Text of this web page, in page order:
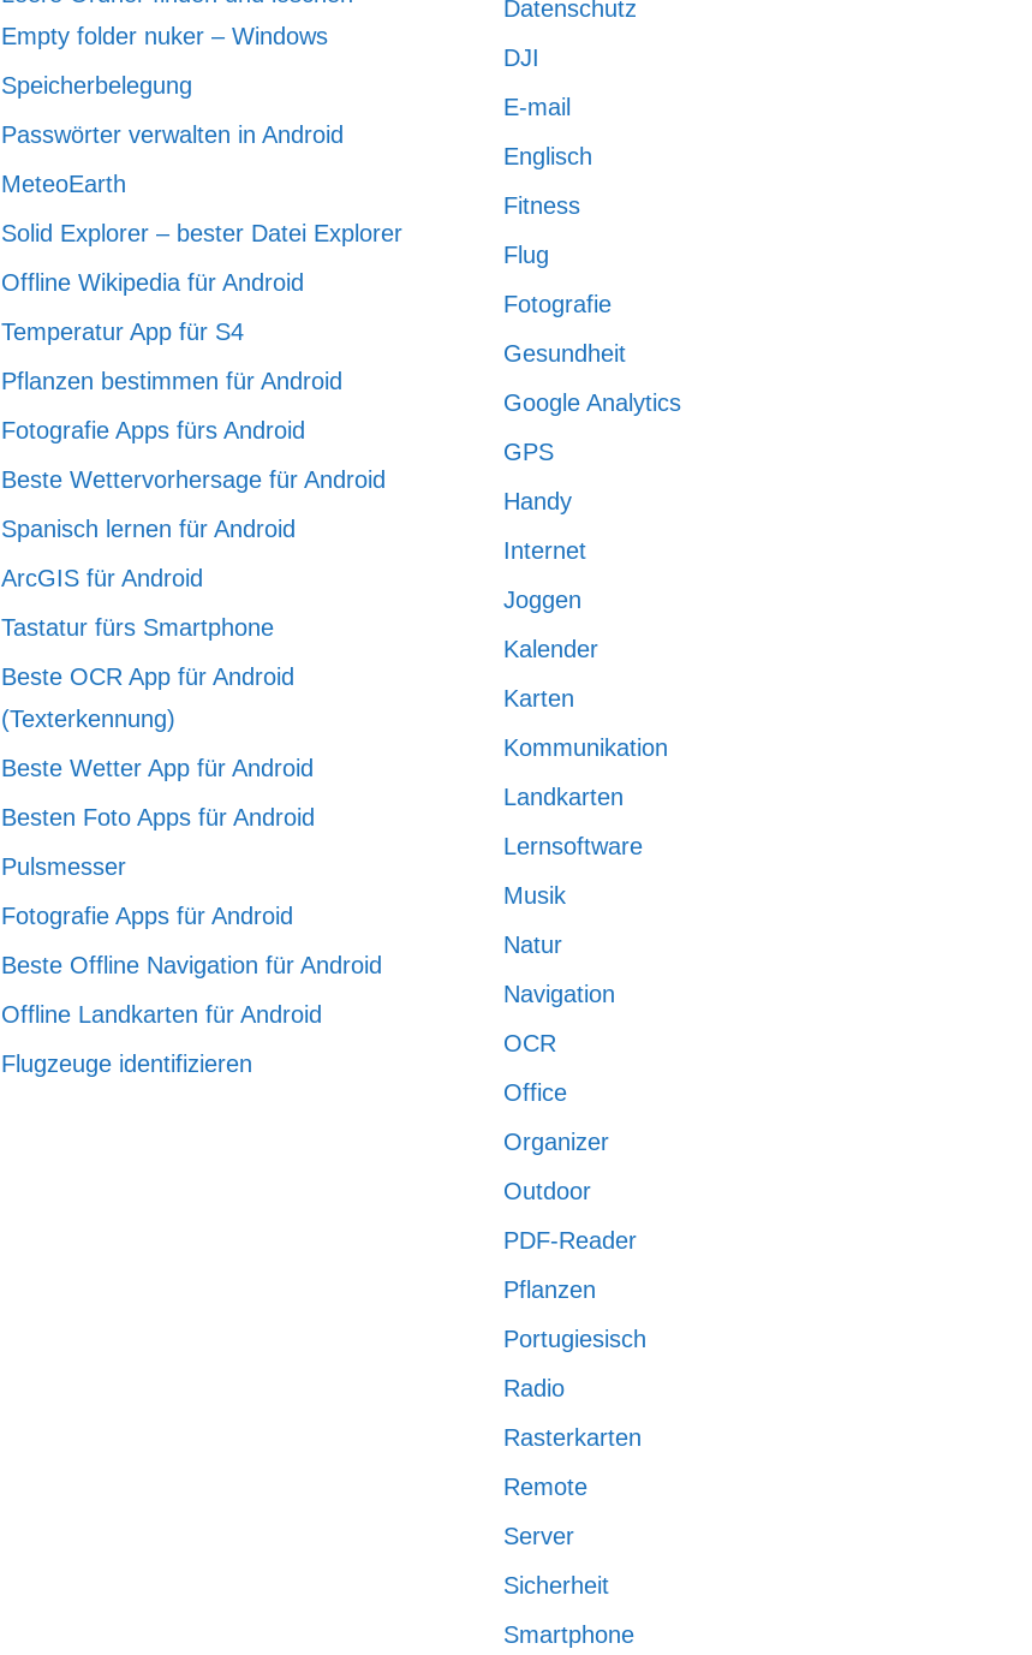
Empty folder nuker – Windows
Speicherbelegung
Passwörter verwalten in Android
MeteoEarth
Solid Explorer – bester Datei Explorer
Offline Wikipedia für Android
Temperatur App für S4
Pflanzen bestimmen für Android
Fotografie Apps fürs Android
Beste Wettervorhersage für Android
Spanisch lernen für Android
ArcGIS für Android
Tastatur fürs Smartphone
Beste OCR App für Android
(Texterkennung)
Beste Wetter App für Android
Besten Foto Apps für Android
Pulsmesser
Fotografie Apps für Android
Beste Offline Navigation für Android
Offline Landkarten für Android
Flugzeuge identifizieren
Datenschutz
DJI
E-mail
Englisch
Fitness
Flug
Fotografie
Gesundheit
Google Analytics
GPS
Handy
Internet
Joggen
Kalender
Karten
Kommunikation
Landkarten
Lernsoftware
Musik
Natur
Navigation
OCR
Office
Organizer
Outdoor
PDF-Reader
Pflanzen
Portugiesisch
Radio
Rasterkarten
Remote
Server
Sicherheit
Smartphone